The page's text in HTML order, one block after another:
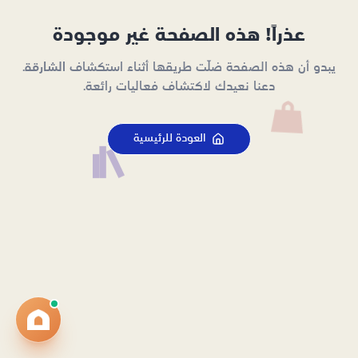
عذراً! هذه الصفحة غير موجودة
يبدو أن هذه الصفحة ضلّت طريقها أثناء استكشاف الشارقة.
دعنا نعيدك لاكتشاف فعاليات رائعة.
العودة للرئيسية